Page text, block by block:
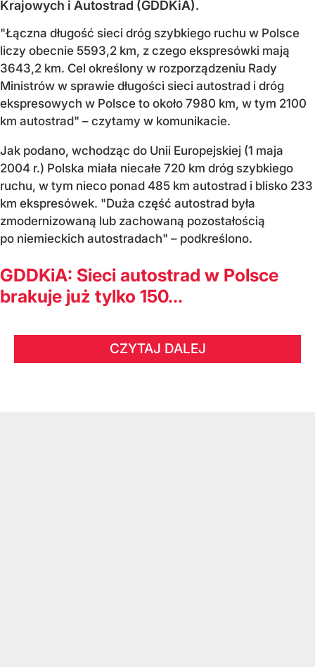
Krajowych i Autostrad (GDDKiA).
"Łączna długość sieci dróg szybkiego ruchu w Polsce
liczy obecnie 5593,2 km, z czego ekspresówki mają
3643,2 km. Cel określony w rozporządzeniu Rady
Ministrów w sprawie długości sieci autostrad i dróg
ekspresowych w Polsce to około 7980 km, w tym 2100
km autostrad" – czytamy w komunikacie.
Jak podano, wchodząc do Unii Europejskiej (1 maja
2004 r.) Polska miała niecałe 720 km dróg szybkiego
ruchu, w tym nieco ponad 485 km autostrad i blisko 233
km ekspresówek. "Duża część autostrad była
zmodernizowaną lub zachowaną pozostałością
po niemieckich autostradach" – podkreślono.
GDDKiA: Sieci autostrad w Polsce
brakuje już tylko 150...
CZYTAJ DALEJ